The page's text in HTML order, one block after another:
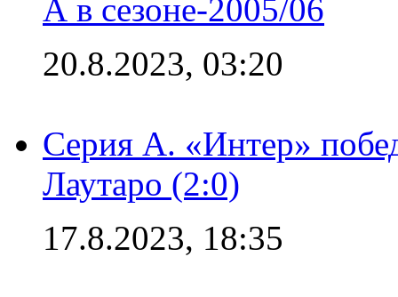
А в сезоне-2005/06
20.8.2023, 03:20
Серия А. «Интер»
Лаутаро (2:0)
17.8.2023, 18:35